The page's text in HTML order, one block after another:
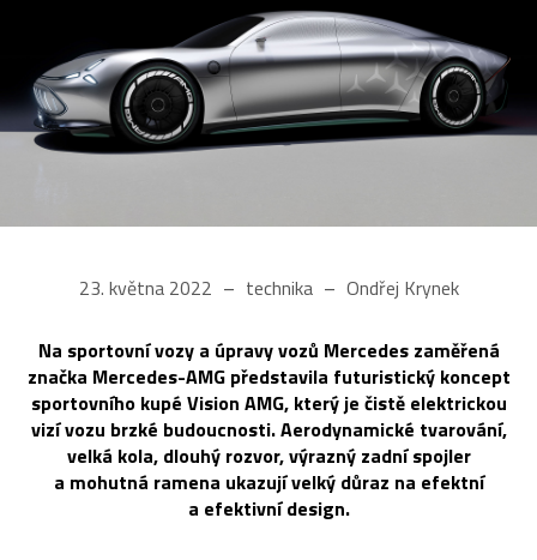
23. května 2022 technika Ondřej Krynek
Na sportovní vozy a úpravy vozů Mercedes zaměřená
značka Mercedes-AMG představila futuristický koncept
sportovního kupé Vision AMG, který je čistě elektrickou
vizí vozu brzké budoucnosti. Aerodynamické tvarování,
velká kola, dlouhý rozvor, výrazný zadní spojler
a mohutná ramena ukazují velký důraz na efektní
a efektivní design.